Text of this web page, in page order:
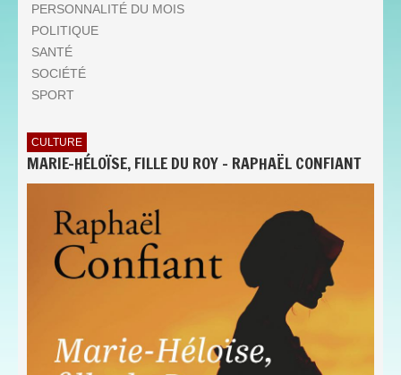
PERSONNALITÉ DU MOIS
POLITIQUE
SANTÉ
SOCIÉTÉ
SPORT
CULTURE
MARIE-HÉLOÏSE, FILLE DU ROY - RAPHAËL CONFIANT